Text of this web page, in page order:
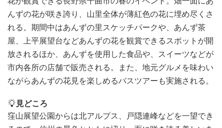
んずの花が咲き誇り、山里全体が薄紅色の花に埋め尽くさ
れる。期間中はあんずの里スケッチパークや、あんず茶
屋、上平展望台などあんずの花を観賞できるスポットが開
放されるほか、あんずを使用した食品や、スイーツなどが
市内各所の店舗で販売される。また、地元グルメを味わい
ながらあんずの花見を楽しめるバスツアーも実施される。
見どころ
窪山展望公園からは北アルプス、戸隠連峰などを一望でき